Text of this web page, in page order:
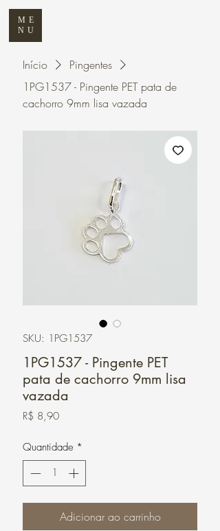
ME
NU
Início
Pingentes
1PG1537 - Pingente PET pata de
cachorro 9mm lisa vazada
SKU: 1PG1537
1PG1537 - Pingente PET
pata de cachorro 9mm lisa
vazada
R$ 8,90Preço
Quantidade *
Adicionar ao carrinho